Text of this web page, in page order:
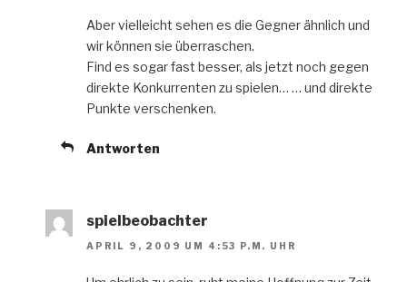
Aber vielleicht sehen es die Gegner ähnlich und
wir können sie überraschen.
Find es sogar fast besser, als jetzt noch gegen
direkte Konkurrenten zu spielen… … und direkte
Punkte verschenken.
Antworten
spielbeobachter
APRIL 9, 2009 UM 4:53 P.M. UHR